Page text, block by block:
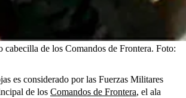
de los Comandos de Frontera. Foto:
es considerado por las Fuerzas Militares
de los Comandos de Frontera, el ala